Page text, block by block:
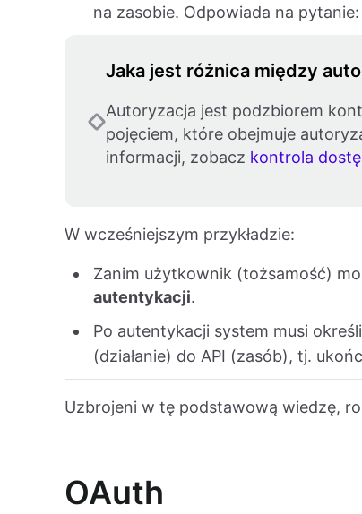
na zasobie. Odpowiada na
Jaka jest różnica między
Autoryzacja jest podzbiorem
pojęciem, które obejmuje
informacji, zobacz kontrola
W wcześniejszym przykładzie:
Zanim użytkownik (tożsamość)
autentykacji.
Po autentykacji system musi
(działanie) do API (zasób), tj.
Uzbrojeni w tę podstawową wiedzę,
OAuth